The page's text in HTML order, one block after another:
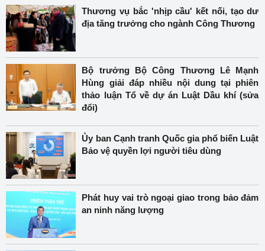
Thương vụ bắc 'nhịp cầu' kết nối, tạo dư
địa tăng trưởng cho ngành Công Thương
Bộ trưởng Bộ Công Thương Lê Mạnh
Hùng giải đáp nhiều nội dung tại phiên
thảo luận Tổ về dự án Luật Dầu khí (sửa
đổi)
Ủy ban Cạnh tranh Quốc gia phổ biến Luật
Bảo vệ quyền lợi người tiêu dùng
Phát huy vai trò ngoại giao trong bảo đảm
an ninh năng lượng